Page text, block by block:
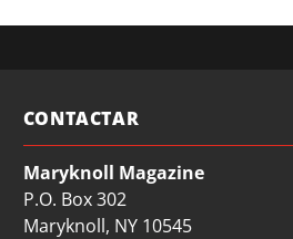
CONTACTAR
Maryknoll Magazine
P.O. Box 302
Maryknoll, NY 10545